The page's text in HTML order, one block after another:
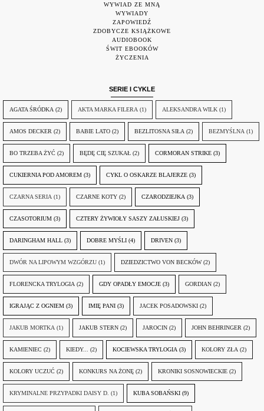
WYWIAD ZE MNĄ
WYWIADY
ZAPOWIEDŹ
ZDOBYCZE KSIĄŻKOWE
AUDIOBOOK
ŚWIT EBOOKÓW
ŻYCZENIA
SERIE I CYKLE
AGATA ŚRÓDKA (2) AKTA MARKA FILERA (1) ALEKSANDRA WILK (1)
AMOS DECKER (2) BABIE LATO (2) BEZLITOSNA SIŁA (2) BEZMYŚLNA (1)
BO TRZEBA ŻYĆ (2) BĘDĘ CIĘ SZUKAŁ (2) CORMORAN STRIKE (3)
CUKIERNIA POD AMOREM (3) CYKL O OSKARZE BLAJERZE (3)
CZARNA SERIA (1) CZARNE KOTY (2) CZARODZIEJKA (3)
CZASOTORIUM (3) CZTERY ŻYWIOŁY SASZY ZAŁUSKIEJ (3)
DARINGHAM HALL (3) DOBRE MYŚLI (4) DRIVEN (3)
DWÓR NA LIPOWYM WZGÓRZU (1) DZIEDZICTWO VON BECKÓW (2)
FLORENCKA TRYLOGIA (2) GDY OPADŁY EMOCJE (3) GORDIAN (2)
IGRAJĄC Z OGNIEM (3) IMIĘ PANI (3) JACEK POSADOWSKI (2)
JAKUB MORTKA (1) JAKUB STERN (2) JAROCIN (2) JOHN BEHRINGER (2)
KAMIENIEC (2) KIEDY... (2) KOCIEWSKA TRYLOGIA (3) KOLORY ZŁA (2)
KOLORY UCZUĆ (2) KONKURS NA ŻONĘ (2) KRONIKI SOSNOWIECKIE (2)
KRYMINALNE PRZYPADKI DAISY D. (1) KUBA SOBAŃSKI (9)